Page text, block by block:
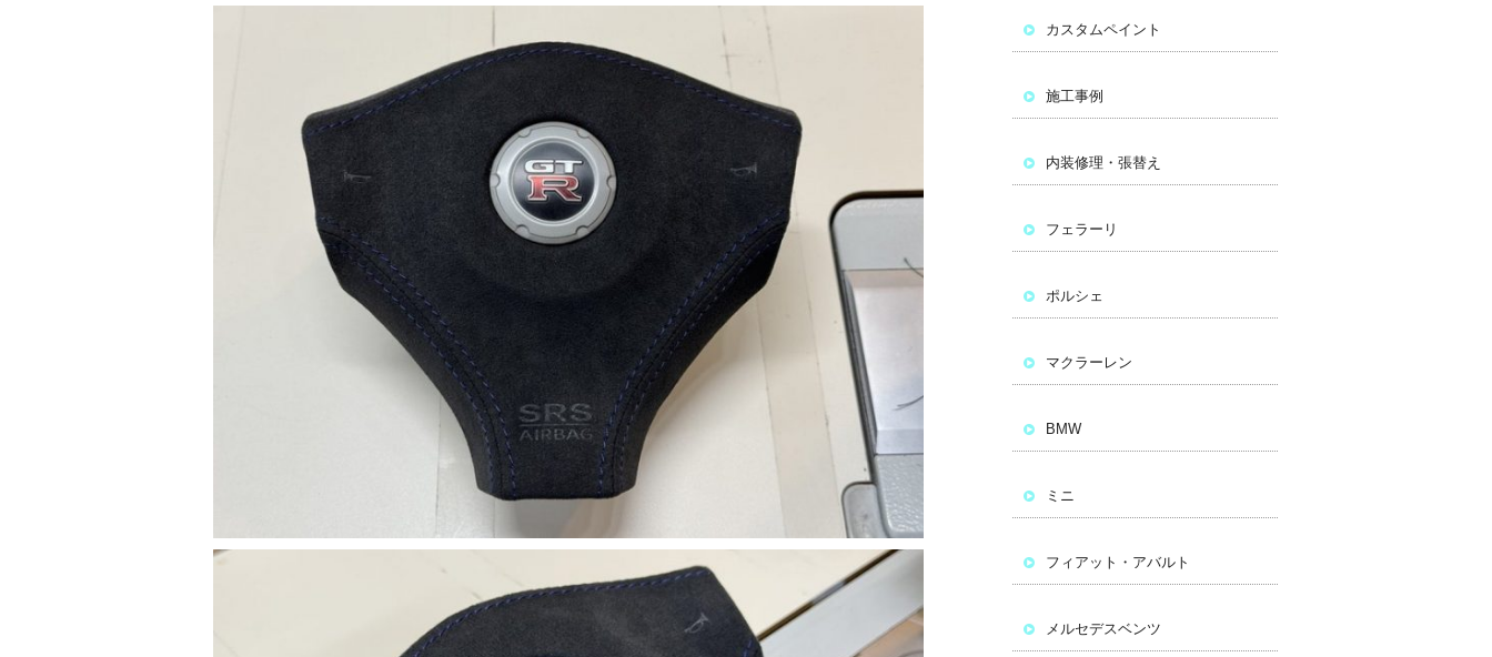
カスタムペイント
施工事例
内装修理・張替え
フェラーリ
ポルシェ
マクラーレン
BMW
ミニ
フィアット・アバルト
メルセデスベンツ